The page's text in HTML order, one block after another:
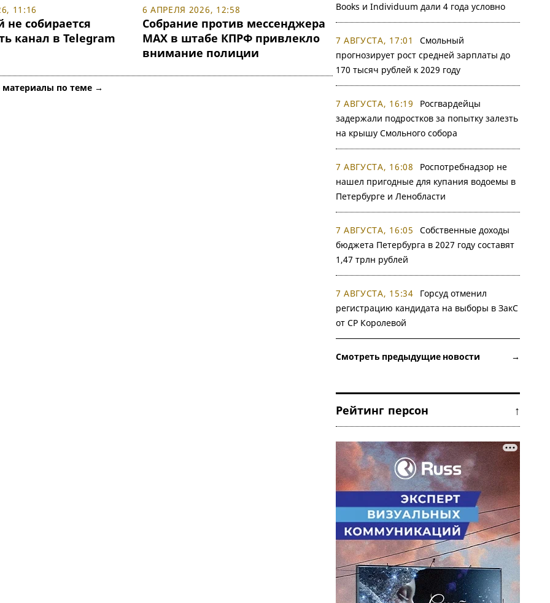
11:16
не собирается
канал в Telegram
6 АПРЕЛЯ 2026, 12:58
Собрание против мессенджера
MAX в штабе КПРФ привлекло
внимание полиции
материалы по теме →
Books и Individuum дали 4 года условно
7 АВГУСТА, 17:01
Смольный
прогнозирует рост средней зарплаты до
170 тысяч рублей к 2029 году
7 АВГУСТА, 16:19
Росгвардейцы
задержали подростков за попытку залезть
на крышу Смольного собора
7 АВГУСТА, 16:08
Роспотребнадзор не
нашел пригодные для купания водоемы в
Петербурге и Ленобласти
7 АВГУСТА, 16:05
Собственные доходы
бюджета Петербурга в 2027 году составят
1,47 трлн рублей
7 АВГУСТА, 15:34
Горсуд отменил
регистрацию кандидата на выборы в ЗакС
от СР Королевой
Смотреть предыдущие новости →
Рейтинг персон ↑